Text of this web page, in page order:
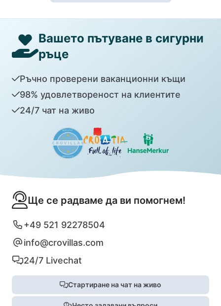
Вашето пътуване в сигурни
ръце
Ръчно проверени ваканционни къщи
98% удовлетвореност на клиентите
24/7 чат на живо
Ще се радваме да ви помогнем!
+49 521 92278504
info@crovillas.com
24/7 Livechat
Стартиране на чат на живо